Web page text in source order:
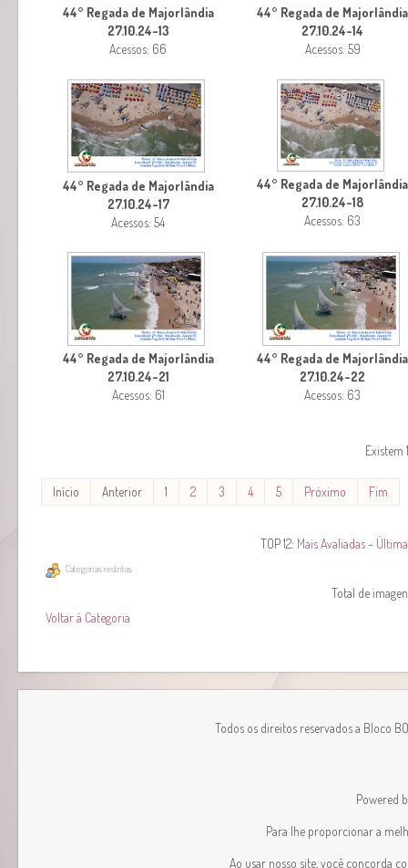
44° Regada de Majorlândia
27.10.24-13
Acessos: 66
44° Regada de Majorlândia
27.10.24-14
Acessos: 59
44° Regada de Majorlândia
27.10.24-17
Acessos: 54
44° Regada de Majorlândia
27.10.24-18
Acessos: 63
44° Regada de Majorlândia
27.10.24-21
Acessos: 61
44° Regada de Majorlândia
27.10.24-22
Acessos: 63
Existem
Início Anterior 1 2 3 4 5 Próximo Fim
TOP 12: Mais Avaliadas-
Categorias restritas
Total de
Voltar à Categoria
Todos os direitos reservados a Bloco
Powered
Para lhe proporcionar a
Ao usar nosso site, você concorda